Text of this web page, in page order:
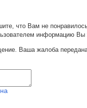
что Вам не
информацию Вы
Ваша жалоба